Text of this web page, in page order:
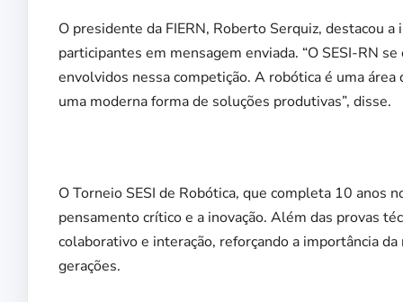
O presidente da FIERN, Roberto Serquiz, destacou
participantes em mensagem enviada. “O SESI-RN
envolvidos nessa competição. A robótica é uma
uma moderna forma de soluções produtivas”, disse.
O Torneio SESI de Robótica, que completa 10
pensamento crítico e a inovação. Além das provas
colaborativo e interação, reforçando a importância
gerações.